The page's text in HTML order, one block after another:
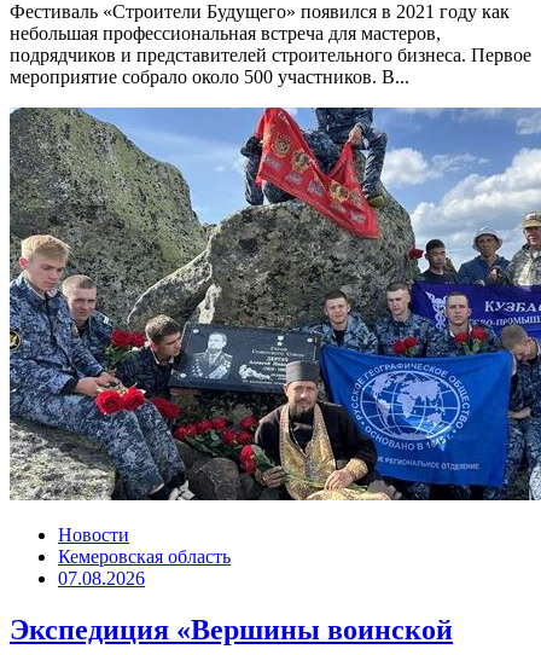
Фестиваль «Строители Будущего» появился в 2021 году как
небольшая профессиональная встреча для мастеров,
подрядчиков и представителей строительного бизнеса. Первое
мероприятие собрало около 500 участников. В...
Новости
Кемеровская область
07.08.2026
Экспедиция «Вершины воинской